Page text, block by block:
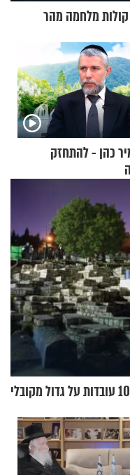
מלחמה מהר
כהן - להתחזק
454 שנה לפטירתו של האר"י הקדוש: 10 עובדות על גדול מקובלי